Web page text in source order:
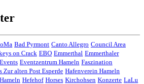
Bad Pyrmont Canto Allegro Council Area
on Crack EBO Emmerthal Emmerthaler
Events Eventzentrum Hameln Faszination
Zur alten Post Esperde Hafenverein Hameln
Hameln Hefehof Horses Kirchohsen Konzerte LaLu